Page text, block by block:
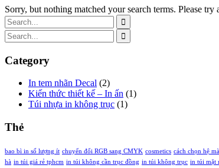
Sorry, but nothing matched your search terms. Please
Category
In tem nhãn Decal (2)
Kiến thức thiết kế – In ấn (1)
Túi nhựa in không trục (1)
Thẻ
bao bì in số lượng ít chuyển đổi RGB sang CMYK cosmetics cách chọn hệ
hà in túi giá rẻ tphcm in túi không cần trục đồng in túi không trục in túi mặt